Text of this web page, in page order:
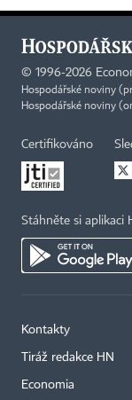
© 1996-2026
Hospodářské noviny
Hospodářské noviny
Certifikováno
Stáhněte si aplikaci
Kontakty
Tiráž redakce HN
Economia